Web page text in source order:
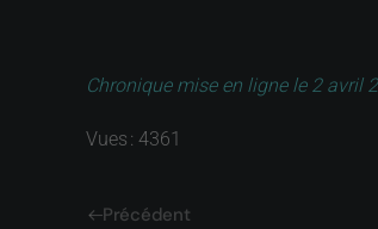
Chronique mise en ligne le 2 avril
Vues : 4361
Précédent